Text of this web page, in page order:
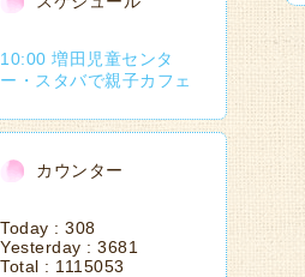
10:00 増田児童センタ
ー・スタバで親子カフェ
カウンター
Today : 308
Yesterday : 3681
Total : 1115053